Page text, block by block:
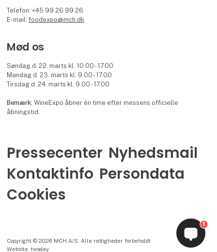
Telefon: +45 99 26 99 26
E-mail:foodexpo@mch.dk
Mød os
Søndag d. 22. marts kl. 10.00 - 17.00
Mandag d. 23. marts kl. 9.00 - 17.00
Tirsdag d. 24. marts kl. 9.00 - 17.00
Bemærk:WineExpo åbner én time efter messens officielle
åbningstid.
Pressecenter Nyhedsmail
Kontaktinfo Persondata
Cookies
Copyright © 2026 MCH A/S. Alle rettigheder forbeholdt
Website: twoday
1